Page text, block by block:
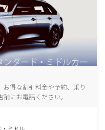
得な割引料金や予約、乗り
にお電話ください。
ミドル